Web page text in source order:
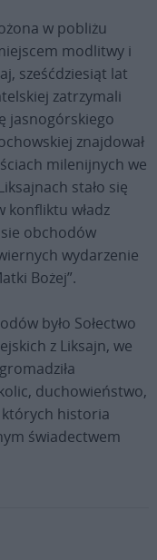
w pobliżu
modlitwy i
sześćdziesiąt lat
zatrzymali
jasnogórskiego
znajdował
milenijnych we
stało się
konfliktu władz
obchodów
wydarzenie
Bożej”.
było Sołectwo
z Liksajn, we
duchowieństwo,
których historia
świadectwem